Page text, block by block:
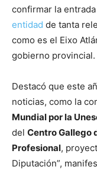
confirmar la
entidad de tanta
como es el Eixo
gobierno provincial.
Destacó que este
noticias, como la
Mundial por la
del Centro Gallego
Profesional,
Diputación”,